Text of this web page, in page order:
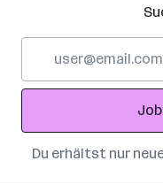
Adresse
Du erhältst nur